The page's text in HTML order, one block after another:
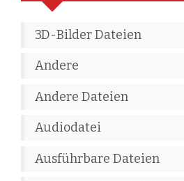
3D-Bilder Dateien
Andere
Andere Dateien
Audiodatei
Ausführbare Dateien